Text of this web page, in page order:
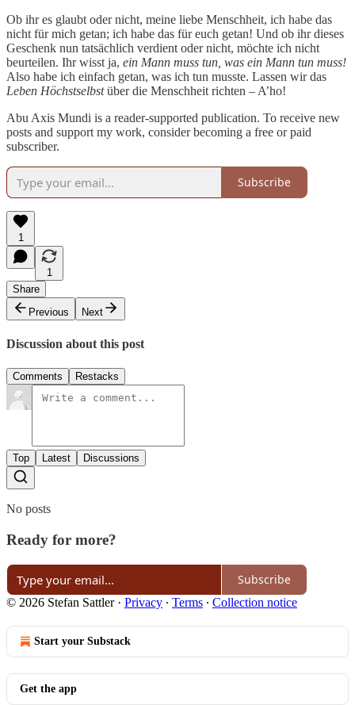
Ob ihr es glaubt oder nicht, meine liebe Menschheit, ich habe das
nicht für mich getan; ich habe das für euch getan! Und ob ihr dieses
Geschenk nun tatsächlich verdient oder nicht, möchte ich nicht
beurteilen. Ihr wisst ja, ein Mann muss tun, was ein Mann tun muss!
Also habe ich einfach getan, was ich tun musste. Lassen wir das
Leben Höchstselbstüber die Menschheit richten – A’ho!
Abu Axis Mundi is a reader-supported publication. To receive new
posts and support my work, consider becoming a free or paid
subscriber.
Subscribe
1
1
Share
Previous
Next
Discussion about this post
Comments Restacks
Top Latest Discussions
No posts
Ready for more?
Subscribe
© 2026 Stefan Sattler· Privacy ∙ Terms ∙ Collection notice
Start your Substack
Get the app